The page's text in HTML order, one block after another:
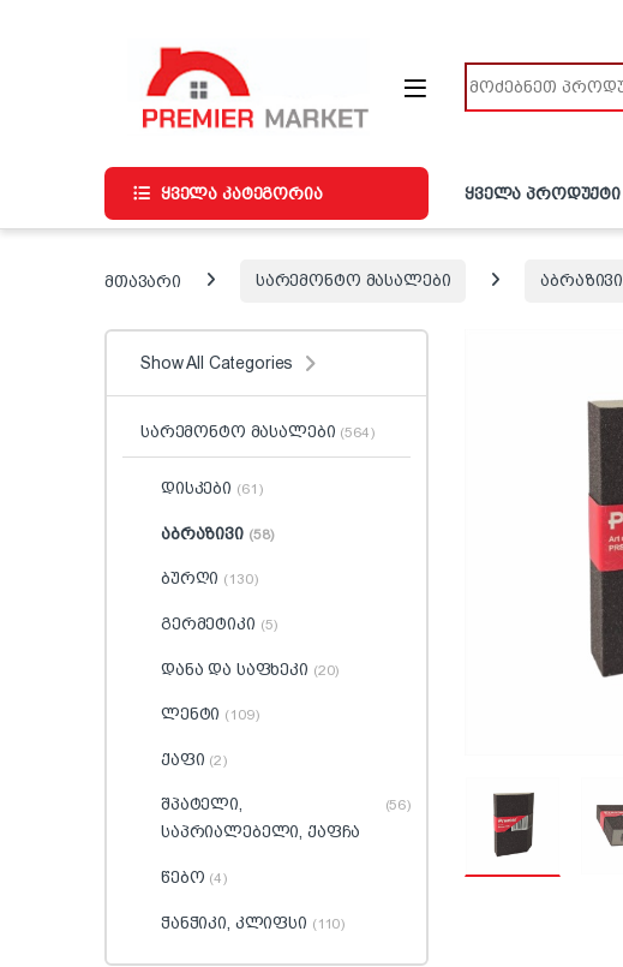
ყველა კატეგორია ყველა პროდუქტი
მთავარი სარემონტო მასალები აბრაზივი
Show All Categories
სარემონტო მასალები (564)
დისკები (61)
აბრაზივი (58)
ბურღი (130)
გერმეტიკი (5)
დანა და საფხეკი (20)
ლენტი (109)
ქაფი (2)
შპატელი,
საპრიალებელი, ქაფჩა
(56)
წებო (4)
ჭანჭიკი, კლიფსი (110)